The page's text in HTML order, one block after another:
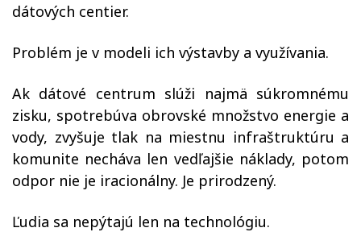
dátových centier.
Problém je v modeli ich výstavby a využívania.
Ak dátové centrum slúži najmä súkromnému
zisku, spotrebúva obrovské množstvo energie a
vody, zvyšuje tlak na miestnu infraštruktúru a
komunite necháva len vedľajšie náklady, potom
odpor nie je iracionálny. Je prirodzený.
Ľudia sa nepýtajú len na technológiu.